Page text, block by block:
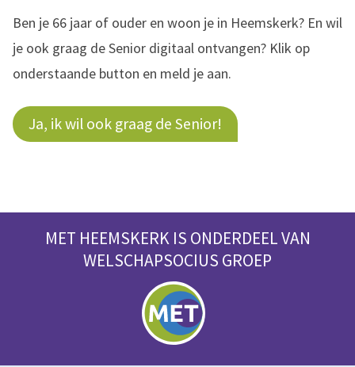
Ben je 66 jaar of ouder en woon je in Heemskerk? En wil
je ook graag de Senior digitaal ontvangen? Klik op
onderstaande button en meld je aan.
Ja, ik wil ook graag de Senior!
MET HEEMSKERK IS ONDERDEEL VAN
WELSCHAPSOCIUS GROEP